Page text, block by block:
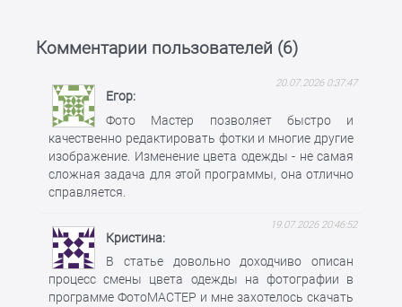
Комментарии пользователей (6)
Кристина
19.07.2026 20:46:52
В статье довольно доходчиво описан
процесс смены цвета одежды на фотографии в
программе ФотоМАСТЕР и мне захотелось скачать
Егор
20.07.2026 0:37:47
Фото Мастер позволяет быстро и
качественно редактировать фотки и многие другие
изображение. Изменение цвета одежды - не самая
сложная задача для этой программы, она отлично
справляется.